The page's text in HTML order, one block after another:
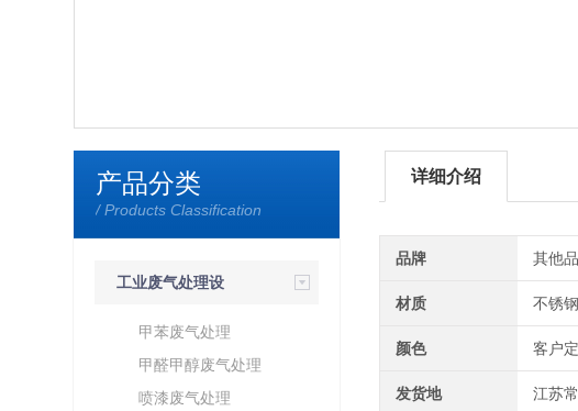
产品分类
/ Products Classification
工业废气处理设
甲苯废气处理
甲醛甲醇废气处理
喷漆废气处理
详细介绍
品牌 其他
材质 不锈
颜色 客户定
发货地 江苏